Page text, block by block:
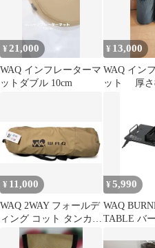
¥ 21,000
WAQ インフレーターマ
ットダブル 10cm
¥ 13,000
WAQ イン
ット 厚さ
¥ 11,000
WAQ 2WAY フォールデ
ィング コット タンカラ
¥5,990
WAQ
TABLE バ